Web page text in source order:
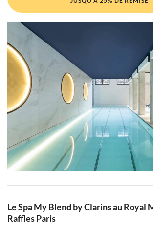
Le Spa My Blend by Clarins au Royal
Raffles Paris